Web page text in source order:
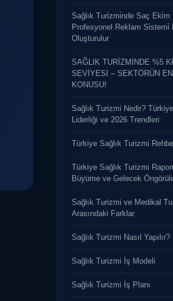
Sağlık Turi̇zmi̇nde Saç
Profesyonel Reklam Si̇stemi̇
Oluşturulur
SAĞLIK TURİZMİNDE %5
SEVİYESİ – SEKTÖRÜN EN
KONUSU!
Sağlık Turizmi Nedir?
Liderliği ve 2026 Trendleri
Türkiye Sağlık Turizmi
Türkiye Sağlık Turizmi
Büyüme ve Gelecek
Sağlık Turizmi ve Medikal
Arasındaki Farklar
Sağlık Turizmi Nasıl Yapılır?
Sağlık Turizmi İş Modeli
Sağlık Turizmi İş Planı